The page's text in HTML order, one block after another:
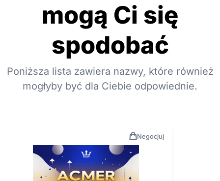
mogą Ci się
spodobać
Poniższa lista zawiera nazwy, które również
mogłyby być dla Ciebie odpowiednie.
Negocjuj